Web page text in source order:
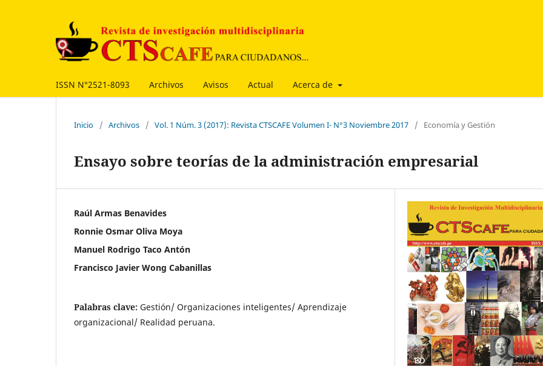
ISSN N°2521-8093 Archivos Avisos Actual Acerca de
Inicio / Archivos / Vol. 1 Núm. 3 (2017): Revista CTSCAFE Volumen I- N°3 Noviembre 2017 / Economía y Gestión
Ensayo sobre teorías de la administración empresarial
Raúl Armas Benavides
Ronnie Osmar Oliva Moya
Manuel Rodrigo Taco Antón
Francisco Javier Wong Cabanillas
Palabras clave: Gestión/ Organizaciones inteligentes/ Aprendizaje
organizacional/ Realidad peruana.